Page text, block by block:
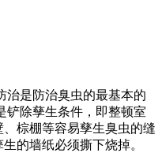
治是防治臭虫的最基本的
铲除孳生条件，即整顿室
棕棚等容易孳生臭虫的缝
的墙纸必须撕下烧掉。